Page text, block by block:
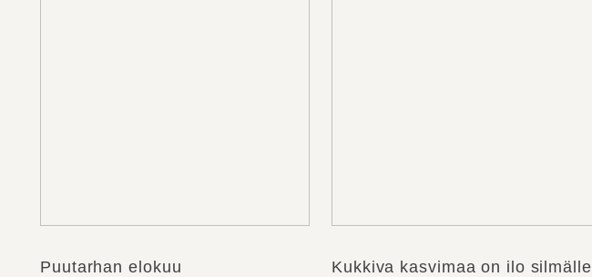
Puutarhan elokuu Kukkiva kasvimaa on ilo silmälle